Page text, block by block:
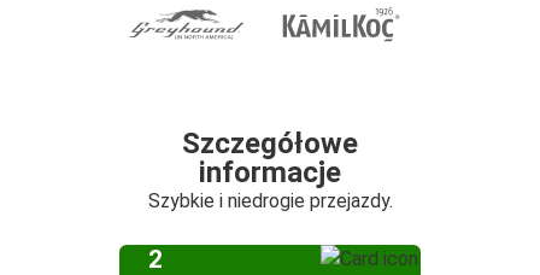
Szczegółowe
informacje
Szybkie i niedrogie przejazdy.
2